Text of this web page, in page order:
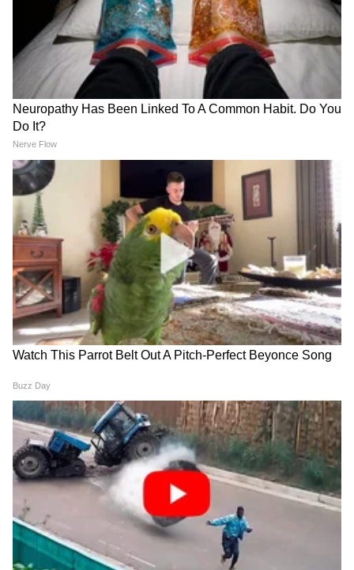
Image Credit :Social Media
आता फक्त 1.77 कोटी महिलांनाच लाभ
पूर्वी या योजनेचा लाभ घेणाऱ्या महिलांची संख्या अधिक
होती. मात्र नव्या तपासणीनंतर आता फक्त 1 कोटी 77
लाख महिला पात्र ठरल्या आहेत. याच महिलांच्या खात्यात
पुढील हप्ते जमा होणार आहेत.
4
6
Image Credit : Asianet News
चारचाकी वाहन असलेले कुटुंब, सरकारी नोकरी,
पेन्शनधारक सदस्य किंवा इतर शासकीय योजनांचा लाभ
घेणाऱ्या अनेक महिलांना या योजनेतून वगळण्यात आले
आहे. काही ठिकाणी नियम न पाळता अर्ज मंजूर
झाल्याचेही समोर आले.
5
6